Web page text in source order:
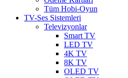
Tüm Hobi-Oyun
TV-Ses Sistemleri
Televizyonlar
Smart TV
LED TV
4K TV
8K TV
OLED TV